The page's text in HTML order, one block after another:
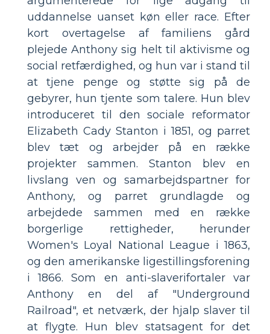
uddannelse uanset køn eller race. Efter
kort overtagelse af familiens gård
plejede Anthony sig helt til aktivisme og
social retfærdighed, og hun var i stand til
at tjene penge og støtte sig på de
gebyrer, hun tjente som talere. Hun blev
introduceret til den sociale reformator
Elizabeth Cady Stanton i 1851, og parret
blev tæt og arbejder på en række
projekter sammen. Stanton blev en
livslang ven og samarbejdspartner for
Anthony, og parret grundlagde og
arbejdede sammen med en række
borgerlige rettigheder, herunder
Women's Loyal National League i 1863,
og den amerikanske ligestillingsforening
i 1866. Som en anti-slaverifortaler var
Anthony en del af "Underground
Railroad", et netværk, der hjalp slaver til
at flygte. Hun blev statsagent for det